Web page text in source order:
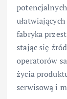
fabryka
stając się
operatorów
życia
serwisową i